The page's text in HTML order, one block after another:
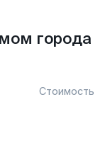
города
Стоимость